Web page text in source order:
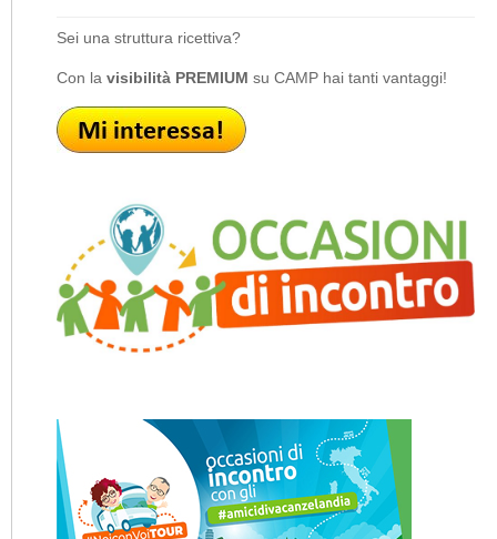
Sei una struttura ricettiva?
Con la visibilità PREMIUM su CAMP hai tanti vantaggi!